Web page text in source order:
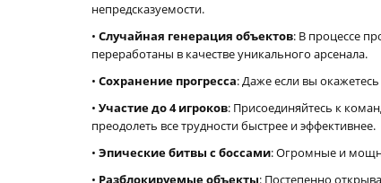
непредсказуемости.
• Случайная генерация объектов: В процессе
переработаны в качестве уникального арсенала.
• Сохранение прогресса: Даже если вы
• Участие до 4 игроков: Присоединяйтесь к
преодолеть все трудности быстрее и эффективнее.
• Эпические битвы с боссами: Огромные и
• Разблокируемые объекты: Постепенно